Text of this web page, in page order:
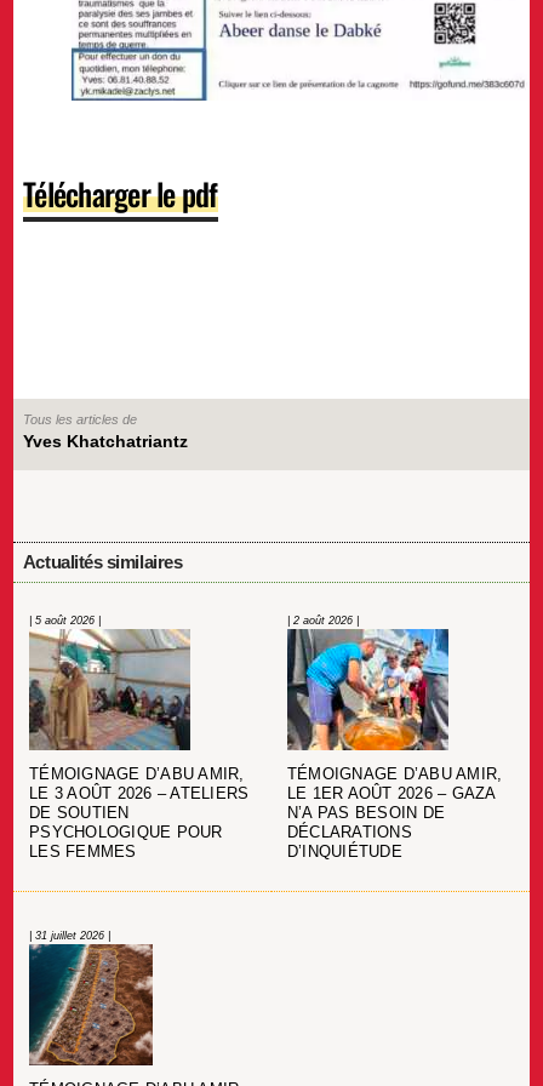
Télécharger le pdf
Tous les articles de
Yves Khatchatriantz
Actualités similaires
| 5 août 2026 |
TÉMOIGNAGE D’ABU AMIR,
LE 3 AOÛT 2026 – ATELIERS
DE SOUTIEN
PSYCHOLOGIQUE POUR
LES FEMMES
| 2 août 2026 |
TÉMOIGNAGE D’ABU AMIR,
LE 1ER AOÛT 2026 – GAZA
N’A PAS BESOIN DE
DÉCLARATIONS
D’INQUIÉTUDE
| 31 juillet 2026 |